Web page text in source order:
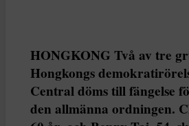
HONGKONG Två av tre
Hongkongs
Central döms till fängelse
den allmänna ordningen.